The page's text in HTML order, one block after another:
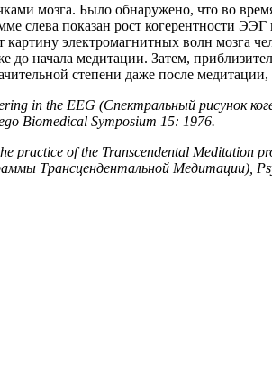
мозга. Было обнаружено, что во
слева показан рост когерентности ЭЭГ
электромагнитных волн мозга
начала медитации. Затем,
степени даже после медитации,
in the EEG (Спектральный рисунок
Biomedical Symposium 15: 1976.
practice of the Transcendental Meditation
Трансцендентальной Медитации),